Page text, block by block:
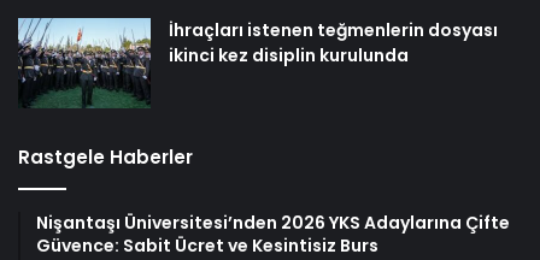
İhraçları istenen teğmenlerin dosyası
ikinci kez disiplin kurulunda
Rastgele Haberler
Nişantaşı Üniversitesi’nden 2026 YKS Adaylarına Çifte
Güvence: Sabit Ücret ve Kesintisiz Burs